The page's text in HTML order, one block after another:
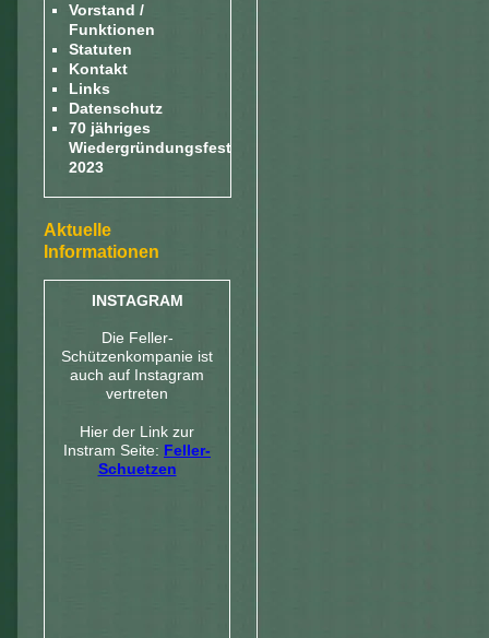
Vorstand /
Funktionen
Statuten
Kontakt
Links
Datenschutz
70 jähriges
Wiedergründungsfest
2023
Aktuelle
Informationen
INSTAGRAM
Die Feller-
Schützenkompanie ist
auch auf Instagram
vertreten
Hier der Link zur
Instram Seite: Feller-
Schuetzen